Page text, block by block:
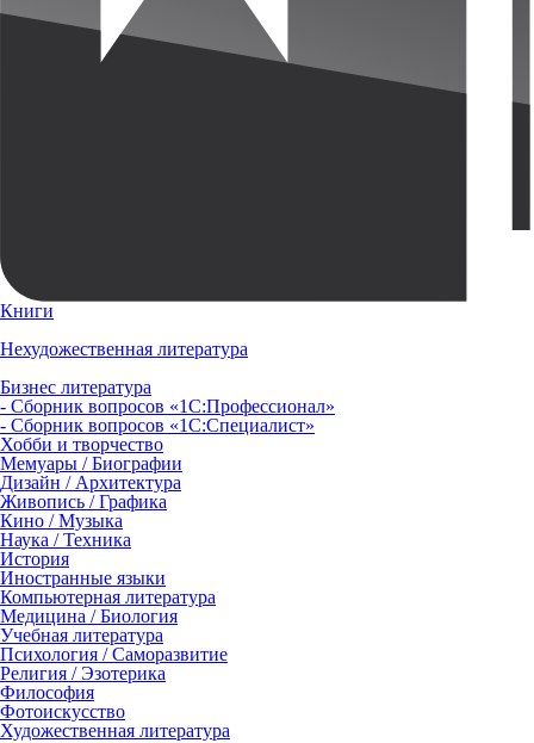
Книги
Нехудожественная литература
Бизнес литература
- Сборник вопросов «1С:Профессионал»
- Сборник вопросов «1С:Специалист»
Хобби и творчество
Мемуары / Биографии
Дизайн / Архитектура
Живопись / Графика
Кино / Музыка
Наука / Техника
История
Иностранные языки
Компьютерная литература
Медицина / Биология
Учебная литература
Психология / Саморазвитие
Религия / Эзотерика
Философия
Фотоискусство
Художественная литература